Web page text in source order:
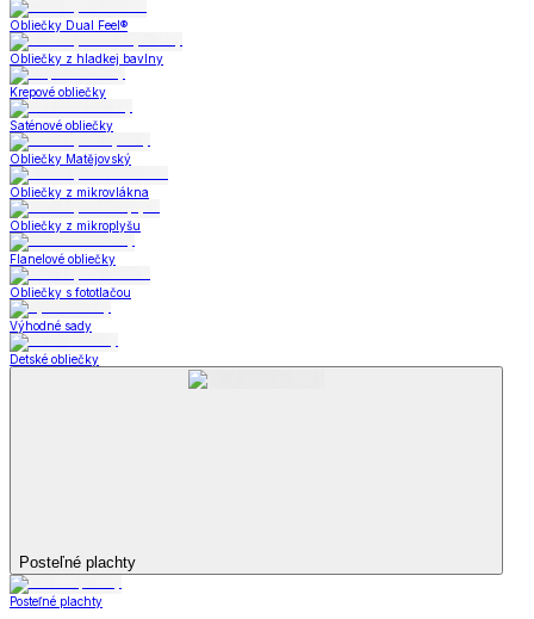
Obliečky Dual Feel®
Obliečky z hladkej bavlny
Krepové obliečky
Saténové obliečky
Obliečky Matějovský
Obliečky z mikrovlákna
Obliečky z mikroplyšu
Flanelové obliečky
Obliečky s fototlačou
Výhodné sady
Detské obliečky
Posteľné plachty
Posteľné plachty